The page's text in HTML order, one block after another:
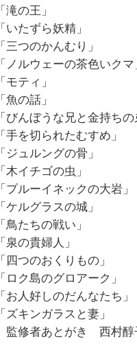
「滝の王」
「いたずら妖精」
「三つのかんむり」
「ノルウェーの茶色いクマ
「モティ」
「魚の話」
「びんぼうな兄と金持ち
「手を切られたむすめ」
「ジュルングの骨」
「木イチゴの虫」
「プルーイネックの大岩」
「ケルグラスの城」
「鳥たちの戦い」
「泉の貴婦人」
「四つのおくりもの」
「ロク島のグロアーク」
「お人好しのだんなたち」
「ズキンガラスと妻」
監修者あとがき 西村醇